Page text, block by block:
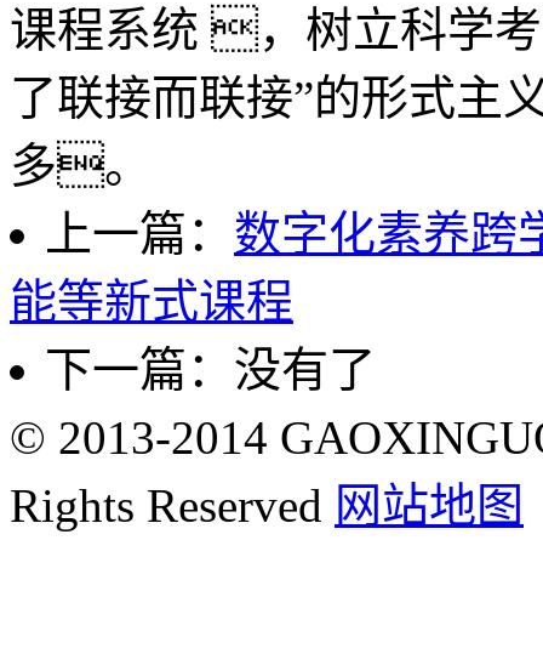
课程系统 ，树立科学
了联接而联接”的形式
多。
上一篇： 数字化素养跨
能等新式课程
下一篇：没有了
© 2013-2014
Rights Reserved 网站地图